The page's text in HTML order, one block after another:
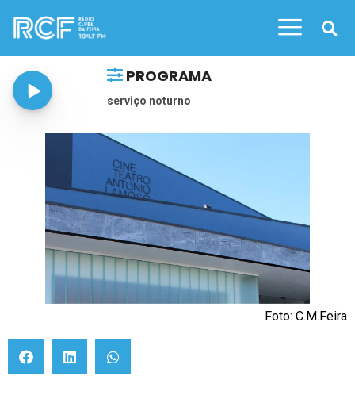
PROGRAMA
serviço noturno
Foto: C.M.Feira